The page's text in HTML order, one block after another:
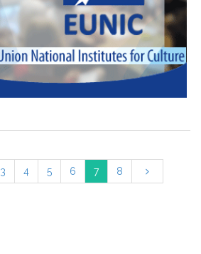
3 4 5 6 7 8